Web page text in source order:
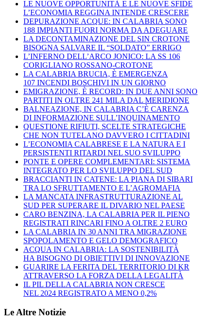
LE NUOVE OPPORTUNITÀ E LE NUOVE SFIDE
L’ECONOMIA REGGINA INTENDE CRESCERE
DEPURAZIONE ACQUE: IN CALABRIA SONO
188 IMPIANTI FUORI NORMA DA ADEGUARE
LA DECONTAMINAZIONE DEL SIN CROTONE
BISOGNA SALVARE IL “SOLDATO” ERRIGO
L’INFERNO DELL’ARCO JONICO: LA SS 106
CORIGLIANO ROSSANO-CROTONE
LA CALABRIA BRUCIA, È EMERGENZA
107 INCENDI BOSCHIVI IN UN GIORNO
EMIGRAZIONE, È RECORD: IN DUE ANNI SONO
PARTITI IN OLTRE 241 MILA DAL MERIDIONE
BALNEAZIONE, IN CALABRIA C’È CARENZA
DI INFORMAZIONE SULL’INQUINAMENTO
QUESTIONE RIFIUTI, SCELTE STRATEGICHE
CHE NON TUTELANO DAVVERO I CITTADINI
L’ECONOMIA CALABRESE E LA NATURA E I
PERSISTENTI RITARDI NEL SUO SVILUPPO
PONTE E OPERE COMPLEMENTARI: SISTEMA
INTEGRATO PER LO SVILUPPO DEL SUD
BRACCIANTI IN CATENE: LA PIANA DI SIBARI
TRA LO SFRUTTAMENTO E L’AGROMAFIA
LA MANCATA INFRASTRUTTURAZIONE AL
SUD PER SUPERARE IL DIVARIO NEL PAESE
CARO BENZINA, LA CALABRIA PER IL PIENO
REGISTRATI RINCARI FINO A OLTRE 2 EURO
LA CALABRIA IN 30 ANNI TRA MIGRAZIONE
SPOPOLAMENTO E GELO DEMOGRAFICO
ACQUA IN CALABRIA: LA SOSTENIBILITÀ
HA BISOGNO DI OBIETTIVI DI INNOVAZIONE
GUARIRE LA FERITA DEL TERRITORIO DI KR
ATTRAVERSO LA FORZA DELLA LEGALITÀ
IL PIL DELLA CALABRIA NON CRESCE
NEL 2024 REGISTRATO A MENO 0,2%
Le Altre Notizie